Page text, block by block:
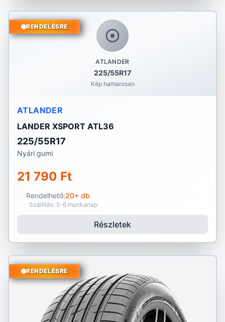
ATLANDER
225/55R17
Kép hamarosan
RENDELÉSRE
ATLANDER
LANDER XSPORT ATL36
225/55R17
Nyári gumi
21 790 Ft
Rendelhető:20+ db
Szállítás: 5-6 munkanap
Részletek
RENDELÉSRE